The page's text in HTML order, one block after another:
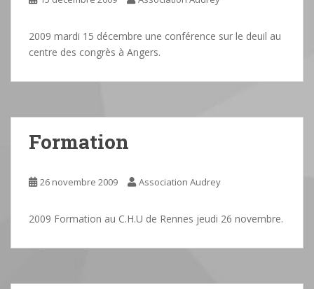
2009 mardi 15 décembre une conférence sur le deuil au
centre des congrès à Angers.
Formation
26 novembre 2009 Association Audrey
2009 Formation au C.H.U de Rennes jeudi 26 novembre.